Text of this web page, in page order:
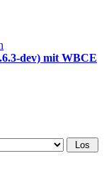
dev) mit WBCE